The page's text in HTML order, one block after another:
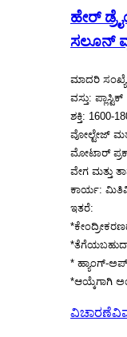
ಹೇರ್
ಸಲೂನ್
ಮಾದರಿ
ವಸ್ತು: ಪ್ಲಾಸ್ಟಿಕ್
ಶಕ್ತಿ: 1600-
ವೋಲ್ಟೇಜ್
ಮೋಟಾರ್
ವೇಗ ಮತ್ತು
ಕಾರ್ಯ:
ಇತರೆ:
* ಹ್ಯಾಂಗ್-
*ಆಯ್ಕೆಗಾಗಿ
ವಿಚಾರಣೆ